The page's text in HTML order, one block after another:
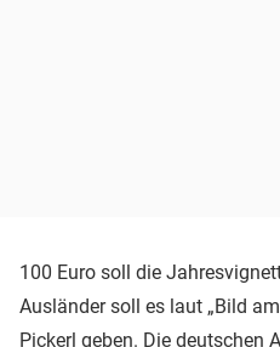
100 Euro soll die
Ausländer soll es laut „Bild
Pickerl geben. Die deutschen